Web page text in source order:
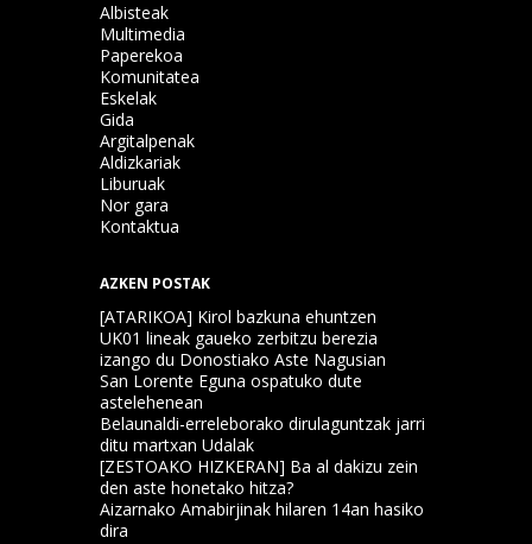
Albisteak
Multimedia
Paperekoa
Komunitatea
Eskelak
Gida
Argitalpenak
Aldizkariak
Liburuak
Nor gara
Kontaktua
AZKEN POSTAK
[ATARIKOA] Kirol bazkuna ehuntzen
UK01 lineak gaueko zerbitzu berezia
izango du Donostiako Aste Nagusian
San Lorente Eguna ospatuko dute
astelehenean
Belaunaldi-erreleborako dirulaguntzak jarri
ditu martxan Udalak
[ZESTOAKO HIZKERAN] Ba al dakizu zein
den aste honetako hitza?
Aizarnako Amabirjinak hilaren 14an hasiko
dira